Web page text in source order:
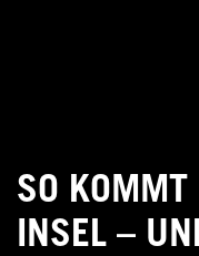
SO
INSEL –